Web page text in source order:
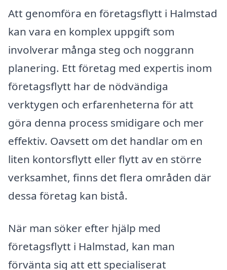
Att genomföra en företagsflytt i Halmstad
kan vara en komplex uppgift som
involverar många steg och noggrann
planering. Ett företag med expertis inom
företagsflytt har de nödvändiga
verktygen och erfarenheterna för att
göra denna process smidigare och mer
effektiv. Oavsett om det handlar om en
liten kontorsflytt eller flytt av en större
verksamhet, finns det flera områden där
dessa företag kan bistå.
När man söker efter hjälp med
företagsflytt i Halmstad, kan man
förvänta sig att ett specialiserat